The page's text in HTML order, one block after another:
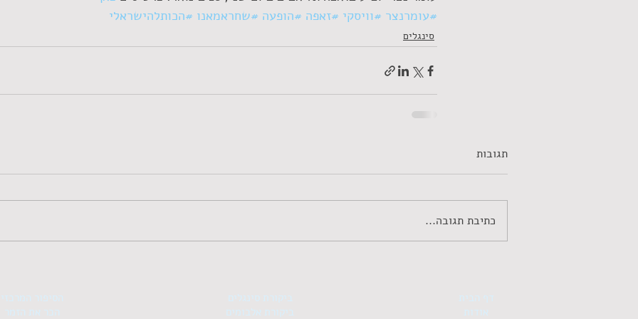
#עומרנצר #וויסקי #זאפה #הופעה #שחראמאנו #הכותלהישראלי
סינגלים
תגובות
כתיבת תגובה...